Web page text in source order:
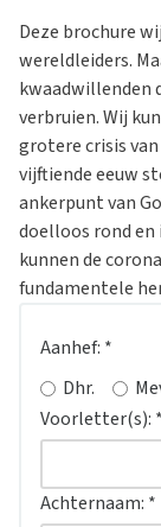
Deze brochure
wereldleiders.
kwaadwillenden
verbruien. Wij
grotere crisis van
vijftiende eeuw
ankerpunt van
doelloos rond
kunnen de
fundamentele
Aanhef: *
Dhr.
Voorletter(s): *
Achternaam: *